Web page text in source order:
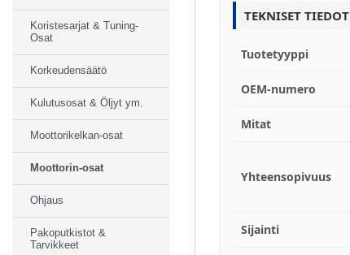
TEKNISET TIEDOT
Tuotetyyppi
OEM-numero
Mitat
Yhteensopivuus
Sijainti
Koristesarjat & Tuning-
Osat
Korkeudensäätö
Kulutusosat & Öljyt ym.
Moottorikelkan-osat
Moottorin-osat
Ohjaus
Pakoputkistot &
Tarvikkeet